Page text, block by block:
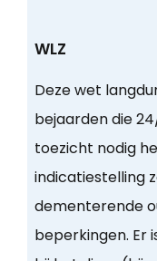
WLZ
Deze wet
bejaarden die
toezicht nodig
indicatiestelling
dementerende
beperkingen. Er